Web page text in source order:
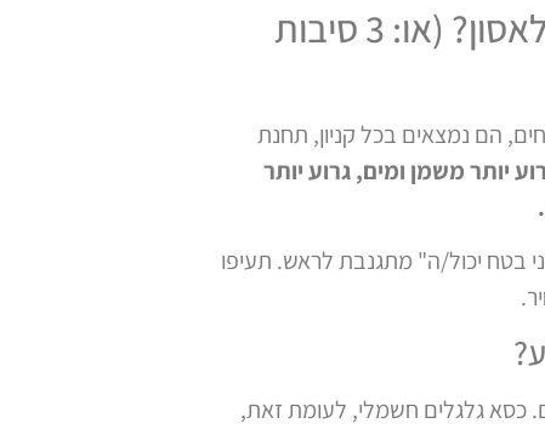
הסיוט של הדרגנוע: למה כסא גלגלים חשמלי ודרגנוע זה מתכון לאסון? (או: 3 סיבות
הם נמצאים בכל קניון, תחנת
יותר משמן ומים, גרוע יותר
בטח יכול/ה" מתגנבת לראש. תעיפו
כסא גלגלים חשמלי, לעומת זאת,